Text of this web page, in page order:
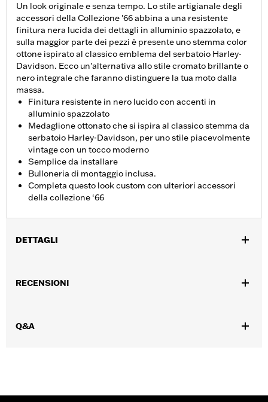
Un look originale e senza tempo. Lo stile artigianale degli
accessori della Collezione '66 abbina a una resistente
finitura nera lucida dei dettagli in alluminio spazzolato, e
sulla maggior parte dei pezzi è presente uno stemma color
ottone ispirato al classico emblema del serbatoio Harley-
Davidson. Ecco un'alternativa allo stile cromato brillante o
nero integrale che faranno distinguere la tua moto dalla
massa.
Finitura resistente in nero lucido con accenti in
alluminio spazzolato
Medaglione ottonato che si ispira al classico stemma da
serbatoio Harley-Davidson, per uno stile piacevolmente
vintage con un tocco moderno
Semplice da installare
Bulloneria di montaggio inclusa.
Completa questo look custom con ulteriori accessori
della collezione ‘66
DETTAGLI
per modelli Softail dal ‘18 in poi dotati di coperchio della
Collezione:
RECENSIONI
Q&A